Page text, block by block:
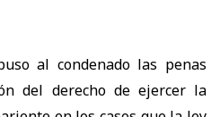
al condenado las penas
del derecho de ejercer la